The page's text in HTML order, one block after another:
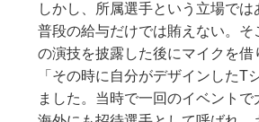
しかし、所属選手という立場で
普段の給与だけでは賄えない。
の演技を披露した後にマイクを借
「その時に自分がデザインした
ました。当時で一回のイベント